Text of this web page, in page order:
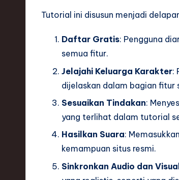
Tutorial ini disusun menjadi
Daftar Gratis: Pengguna
semua fitur.
Jelajahi Keluarga Karakter:
dijelaskan dalam bagian fitur
Sesuaikan Tindakan:
yang terlihat dalam tutorial
Hasilkan Suara:
kemampuan situs resmi.
Sinkronkan Audio dan